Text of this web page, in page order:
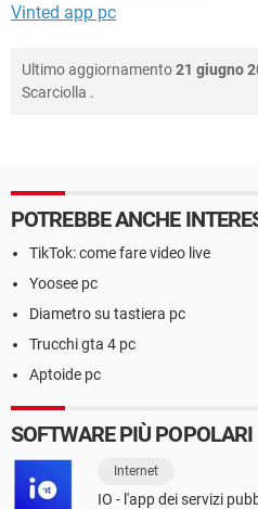
Vinted app pc
Ultimo aggiornamento21 giugno
Scarciolla .
POTREBBE ANCHE
TikTok: come fare video live
Yoosee pc
Diametro su tastiera pc
Trucchi gta 4 pc
Aptoide pc
SOFTWARE PIÙ POPOLARI
Internet
IO - l'app dei servizi